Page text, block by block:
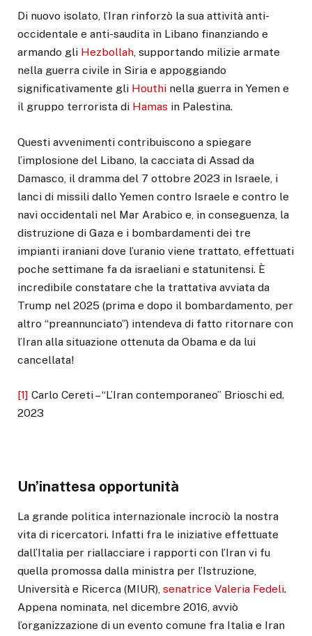
Di nuovo isolato, l’Iran rinforzò la sua attività anti-
occidentale e anti-saudita in Libano finanziando e
armando gli Hezbollah, supportando milizie armate
nella guerra civile in Siria e appoggiando
significativamente gli Houthi nella guerra in Yemen e
il gruppo terrorista di Hamas in Palestina.
Questi avvenimenti contribuiscono a spiegare
l’implosione del Libano, la cacciata di Assad da
Damasco, il dramma del 7 ottobre 2023 in Israele, i
lanci di missili dallo Yemen contro Israele e contro le
navi occidentali nel Mar Arabico e, in conseguenza, la
distruzione di Gaza e i bombardamenti dei tre
impianti iraniani dove l’uranio viene trattato, effettuati
poche settimane fa da israeliani e statunitensi. È
incredibile constatare che la trattativa avviata da
Trump nel 2025 (prima e dopo il bombardamento, per
altro “preannunciato”) intendeva di fatto ritornare con
l’Iran alla situazione ottenuta da Obama e da lui
cancellata!
[1] Carlo Cereti – “L’Iran contemporaneo” Brioschi ed.
2023
Un’inattesa opportunità
La grande politica internazionale incrociò la nostra
vita di ricercatori. Infatti fra le iniziative effettuate
dall’Italia per riallacciare i rapporti con l’Iran vi fu
quella promossa dalla ministra per l’Istruzione,
Università e Ricerca (MIUR), senatrice Valeria Fedeli.
Appena nominata, nel dicembre 2016, avviò
l’organizzazione di un evento comune fra Italia e Iran